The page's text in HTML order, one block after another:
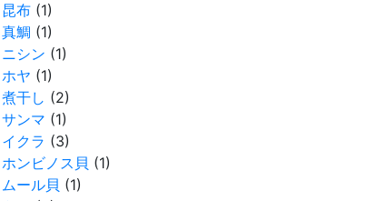
昆布 (1)
真鯛 (1)
ニシン (1)
ホヤ (1)
煮干し (2)
サンマ (1)
イクラ (3)
ホンビノス貝 (1)
ムール貝 (1)